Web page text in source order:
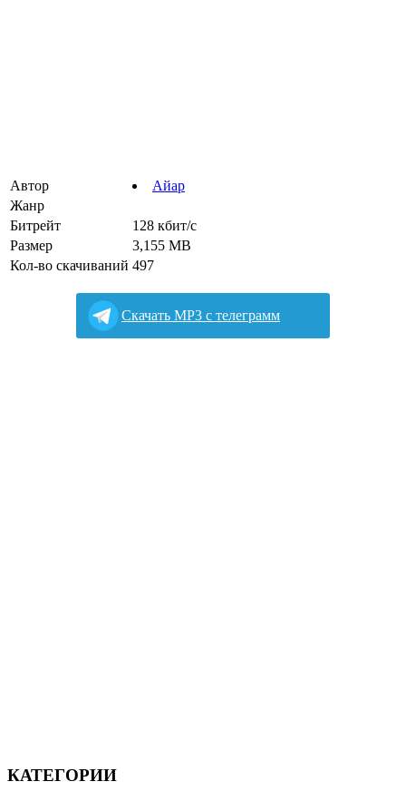
Автор
Айар
Жанр
Битрейт
128 кбит/с
Размер
3,155 MB
Кол-во скачиваний 497
Cкачать MP3 с телеграмм
КАТЕГОРИИ